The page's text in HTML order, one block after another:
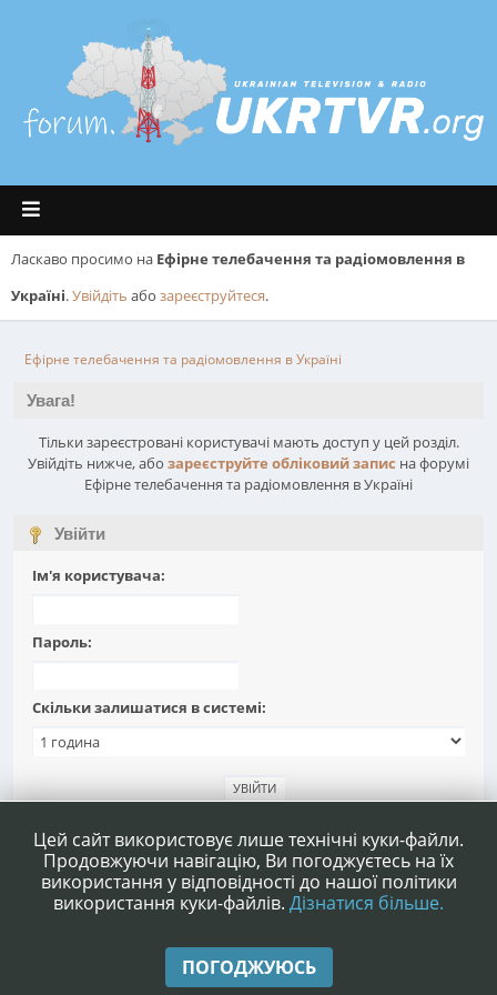
Ласкаво просимо на Ефірне телебачення та радіомовлення в
Україні.Увійдіть або зареєструйтеся.
Ефірне телебачення та радіомовлення в Україні
Увага!
Тільки зареєстровані користувачі мають доступ у цей розділ.
Увійдіть нижче, або зареєструйте обліковий запис на форумі
Ефірне телебачення та радіомовлення в Україні
Увійти
Ім'я користувача:
Пароль:
Скільки залишатися в системі:
Допомога|Умови та правила|Нагору ▲
SMF 2.1.4 © 2023,Simple Machines
Цей сайт використовує лише технічні куки-файли.
Продовжуючи навігацію, Ви погоджуєтесь на їх
використання у відповідності до нашої політики
використання куки-файлів. Дізнатися більше.
ПОГОДЖУЮСЬ